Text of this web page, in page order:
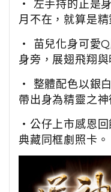
‧ 左手持的正是
月不在，就算是
‧ 苗兒化身可愛
身旁，展翅飛翔
‧ 整體配色以銀
帶出身為精靈之
‧公仔上市感恩
典藏同框劇照卡。